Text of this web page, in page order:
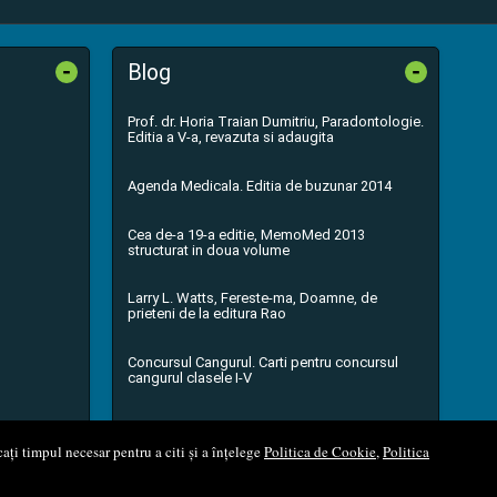
timpul necesar pentru a citi și a înțelegePolitica de Cookie,Politica
- Blog -
Prof. dr. Horia Traian Dumitriu, Paradontologie.
Editia a V-a, revazuta si adaugita
Agenda Medicala. Editia de buzunar 2014
Cea de-a 19-a editie, MemoMed 2013
structurat in doua volume
Larry L. Watts, Fereste-ma, Doamne, de
prieteni de la editura Rao
Concursul Cangurul. Carti pentru concursul
cangurul clasele I-V